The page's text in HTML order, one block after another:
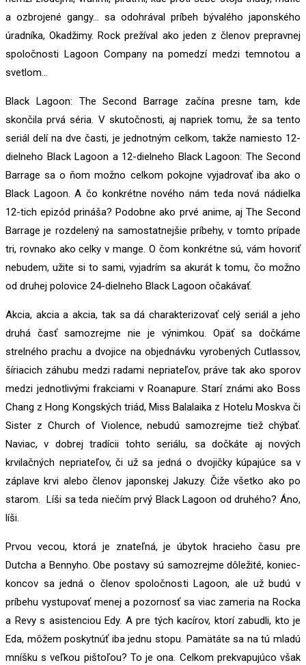
a ozbrojené gangy… sa odohrával príbeh bývalého japonského
úradníka, Okadžimy. Rock prežíval ako jeden z členov prepravnej
spoločnosti Lagoon Company na pomedzí medzi temnotou a
svetlom…
Black Lagoon: The Second Barrage začína presne tam, kde
skončila prvá séria. V skutočnosti, aj napriek tomu, že sa tento
seriál delí na dve časti, je jednotným celkom, takže namiesto 12-
dielneho Black Lagoon a 12-dielneho Black Lagoon: The Second
Barrage sa o ňom možno celkom pokojne vyjadrovať iba ako o
Black Lagoon. A čo konkrétne nového nám teda nová nádielka
12-tich epizód prináša? Podobne ako prvé anime, aj The Second
Barrage je rozdelený na samostatnejšie príbehy, v tomto prípade
tri, rovnako ako celky v mange. O čom konkrétne sú, vám hovoriť
nebudem, užite si to sami, vyjadrím sa akurát k tomu, čo možno
od druhej polovice 24-dielneho Black Lagoon očakávať.
Akcia, akcia a akcia, tak sa dá charakterizovať celý seriál a jeho
druhá časť samozrejme nie je výnimkou. Opäť sa dočkáme
strelného prachu a dvojice na objednávku vyrobených Cutlassov,
šíriacich záhubu medzi radami nepriateľov, práve tak ako sporov
medzi jednotlivými frakciami v Roanapure. Starí známi ako Boss
Chang z Hong Kongských triád, Miss Balalaika z Hotelu Moskva či
Sister z Church of Violence, nebudú samozrejme tiež chýbať.
Naviac, v dobrej tradícii tohto seriálu, sa dočkáte aj nových
krvilačných nepriateľov, či už sa jedná o dvojičky kúpajúce sa v
záplave krvi alebo členov japonskej Jakuzy. Čiže všetko ako po
starom. Líši sa teda niečím prvý Black Lagoon od druhého? Áno,
líši.
Prvou vecou, ktorá je znateľná, je úbytok hracieho času pre
Dutcha a Bennyho. Obe postavy sú samozrejme dôležité, koniec-
koncov sa jedná o členov spoločnosti Lagoon, ale už budú v
príbehu vystupovať menej a pozornosť sa viac zameria na Rocka
a Revy s asistenciou Edy. A pre tých kacírov, ktorí zabudli, kto je
Eda, môžem poskytnúť iba jednu stopu. Pamätáte sa na tú mladú
mníšku s veľkou pištoľou? To je ona. Celkom prekvapujúco však